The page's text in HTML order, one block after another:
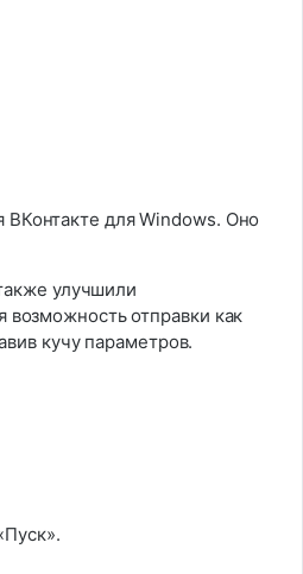
для Windows. Оно
улучшили
отправки как
кучу параметров.